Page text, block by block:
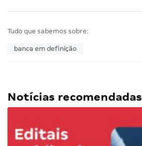
Tudo que sabemos sobre:
banca em definição
Notícias recomendadas